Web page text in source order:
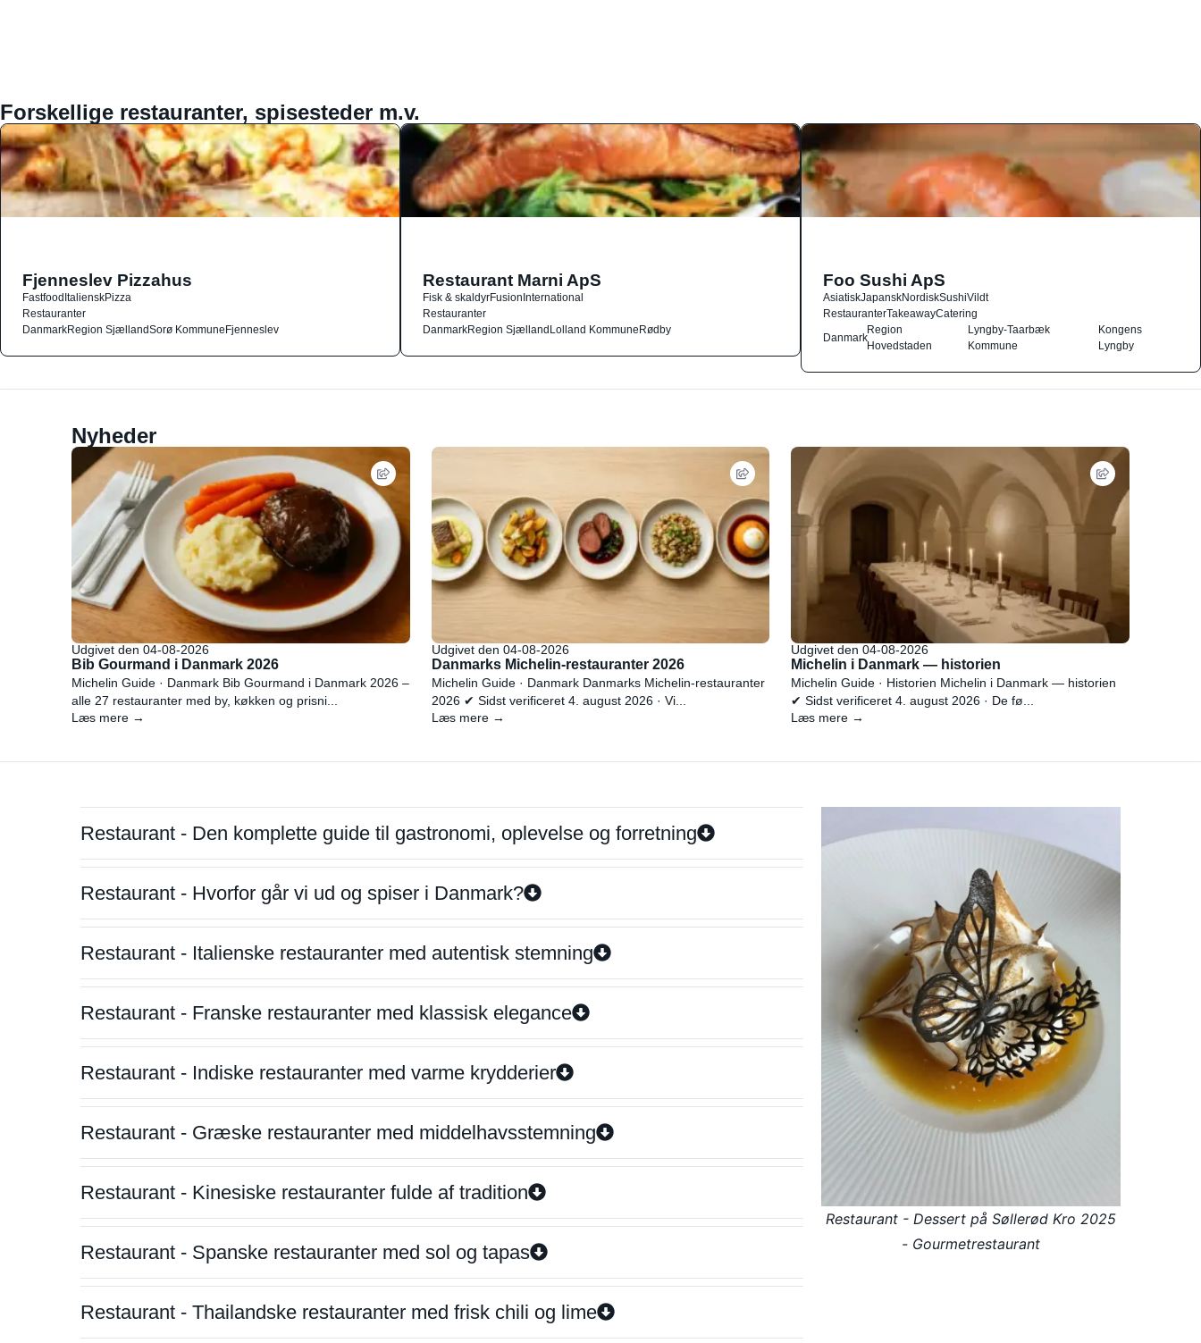
Forskellige restauranter, spisesteder m.v.
Fjenneslev Pizzahus
FastfoodItalienskPizza
Restauranter
DanmarkRegion SjællandSorø KommuneFjenneslev
Restaurant Marni ApS
Fisk & skaldyrFusionInternational
Restauranter
DanmarkRegion SjællandLolland KommuneRødby
Foo Sushi ApS
AsiatiskJapanskNordiskSushiVildt
RestauranterTakeawayCatering
Danmark
Region
Hovedstaden
Lyngby-Taarbæk
Kommune
Kongens
Lyngby
Nyheder
Udgivet den 04-08-2026
Bib Gourmand i Danmark 2026
Michelin Guide · Danmark Bib Gourmand i Danmark 2026 –
alle 27 restauranter med by, køkken og prisni...
Læs mere →
Udgivet den 04-08-2026
Danmarks Michelin-restauranter 2026
Michelin Guide · Danmark Danmarks Michelin-restauranter
2026 ✔ Sidst verificeret 4. august 2026 · Vi...
Læs mere →
Udgivet den 04-08-2026
Michelin i Danmark — historien
Michelin Guide · Historien Michelin i Danmark — historien
✔ Sidst verificeret 4. august 2026 · De fø...
Læs mere →
Restaurant - Den komplette guide til gastronomi, oplevelse og forretning
Restaurant - Hvorfor går vi ud og spiser i Danmark?
Restaurant - Italienske restauranter med autentisk stemning
Restaurant - Franske restauranter med klassisk elegance
Restaurant - Indiske restauranter med varme krydderier
Restaurant - Græske restauranter med middelhavsstemning
Restaurant - Kinesiske restauranter fulde af tradition
Restaurant - Spanske restauranter med sol og tapas
Restaurant - Thailandske restauranter med frisk chili og lime
Restaurant - Dessert på Søllerød Kro 2025
- Gourmetrestaurant